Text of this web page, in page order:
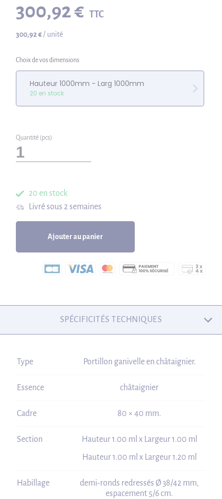
300,92 € TTC
300,92 € / unité
Choix de vos dimensions
Hauteur 1000mm - Larg 1000mm
20 en stock
Quantité (pcs)
20 en stock
Livré sous 2 semaines
Ajouter au panier
SPÉCIFICITÉS TECHNIQUES
Type Portillon ganivelle en châtaignier.
Essence châtaignier
Cadre 80 × 40 mm.
Section
Hauteur 1.00 ml x Largeur 1.00 ml
Hauteur 1.00 ml x Largeur 1.20 ml
Habillage
demi‑ronds redressés Ø 38/42 mm,
espacement 5/6 cm.